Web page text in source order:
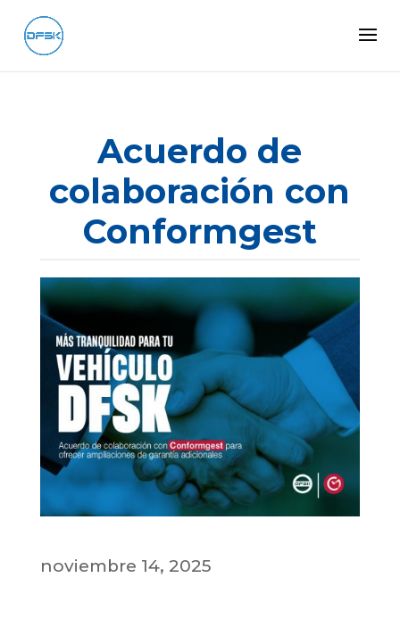
Acuerdo de
colaboración con
Conformgest
noviembre 14, 2025